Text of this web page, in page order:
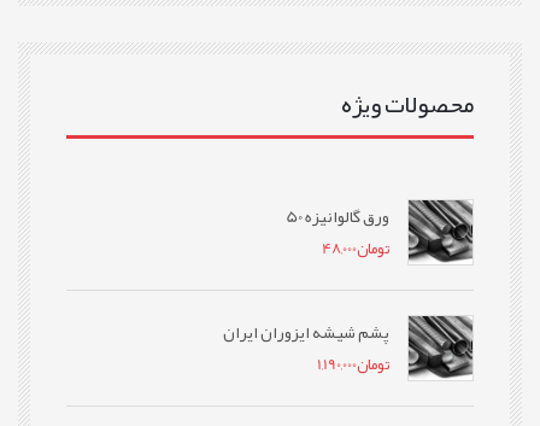
محصولات ویژه
ورق گالوانیزه 50
تومان48,000
پشم شیشه ایزوران ایران
تومان1,190,000